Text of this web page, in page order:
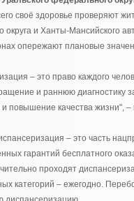
своё здоровье проверяют
округа и Ханты-Мансийского
опережают плановые
– это право каждого
и раннюю диагностику
и повышение качества жизни",
– это часть
гарантий бесплатного
проходят
категорий – ежегодно.